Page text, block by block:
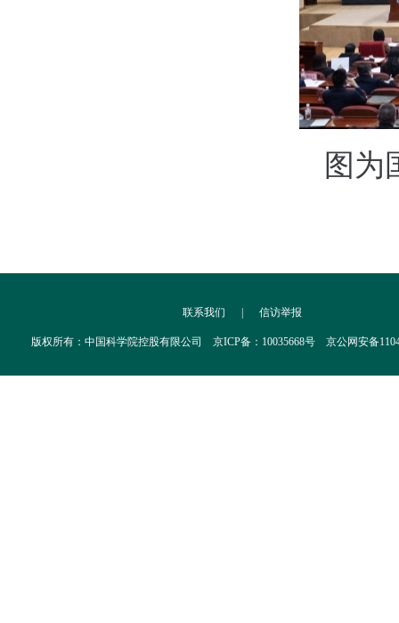
图为
联系我们 信访举报
版权所有：中国科学院控股有限公司 京ICP备：10035668号 京公网安备